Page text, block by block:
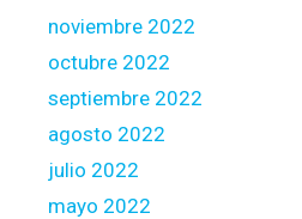
noviembre 2022
octubre 2022
septiembre 2022
agosto 2022
julio 2022
mayo 2022